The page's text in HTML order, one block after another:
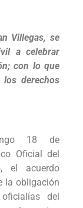
Villegas, se
a celebrar
con lo que
derechos
18 de
Oficial del
el acuerdo
la obligación
del